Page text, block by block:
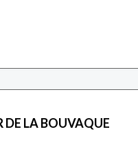
DE LA BOUVAQUE